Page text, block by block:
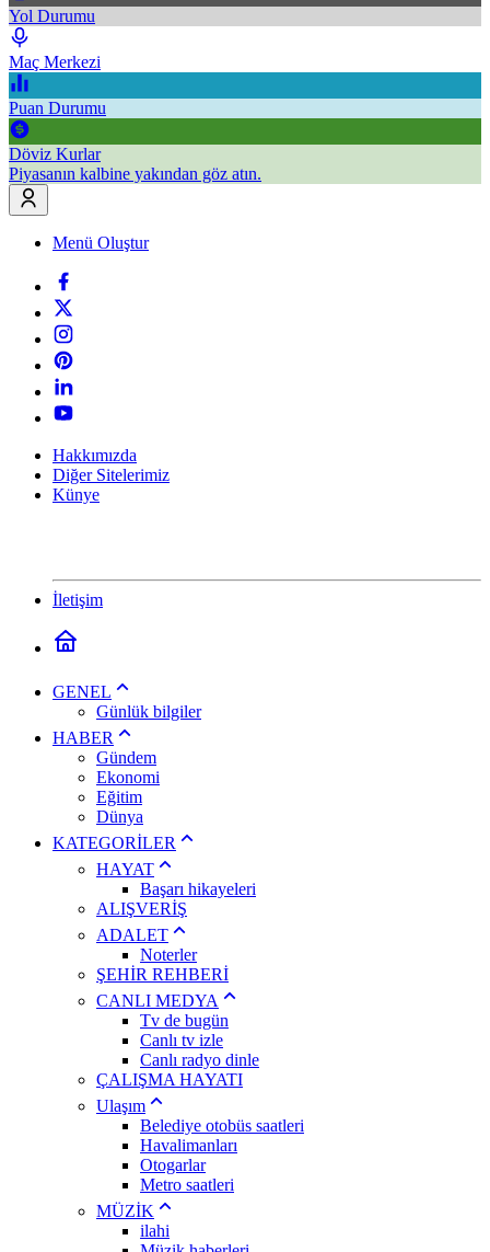
Yol Durumu
Maç Merkezi
Puan Durumu
Döviz Kurlar
Piyasanın kalbine yakından göz atın.
Menü Oluştur
Hakkımızda
Diğer Sitelerimiz
Künye
İletişim
GENEL
Günlük bilgiler
HABER
Gündem
Ekonomi
Eğitim
Dünya
KATEGORİLER
HAYAT
Başarı hikayeleri
ALIŞVERİŞ
ADALET
Noterler
ŞEHİR REHBERİ
CANLI MEDYA
Tv de bugün
Canlı tv izle
Canlı radyo dinle
ÇALIŞMA HAYATI
Ulaşım
Belediye otobüs saatleri
Havalimanları
Otogarlar
Metro saatleri
MÜZİK
ilahi